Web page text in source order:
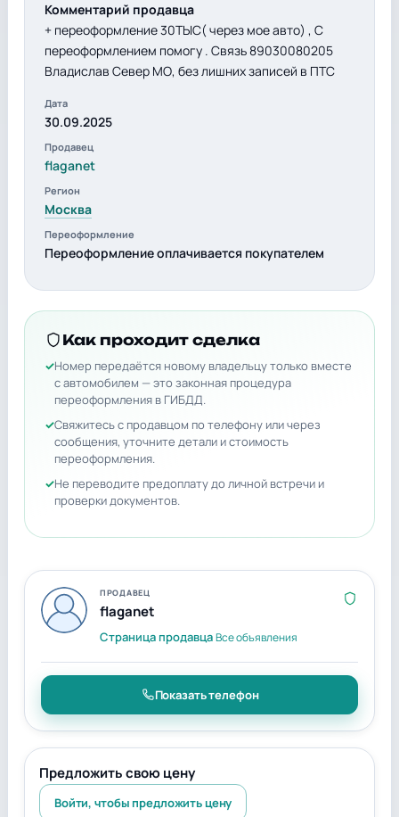
Комментарий продавца
+ переоформление 30ТЫС( через мое авто) , С
переоформлением помогу . Связь 89030080205
Владислав Север МО, без лишних записей в ПТС
Дата
30.09.2025
Продавец
flaganet
Регион
Москва
Переоформление
Переоформление оплачивается покупателем
Как проходит сделка
Номер передаётся новому владельцу только вместе
с автомобилем — это законная процедура
переоформления в ГИБДД.
Свяжитесь с продавцом по телефону или через
сообщения, уточните детали и стоимость
переоформления.
Не переводите предоплату до личной встречи и
проверки документов.
ПРОДАВЕЦ
flaganet
Страница продавцаВсе объявления
Показать телефон
Предложить свою цену
Войти, чтобы предложить цену